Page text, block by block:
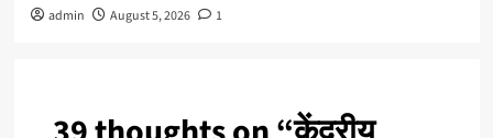
admin August 5, 2026 1